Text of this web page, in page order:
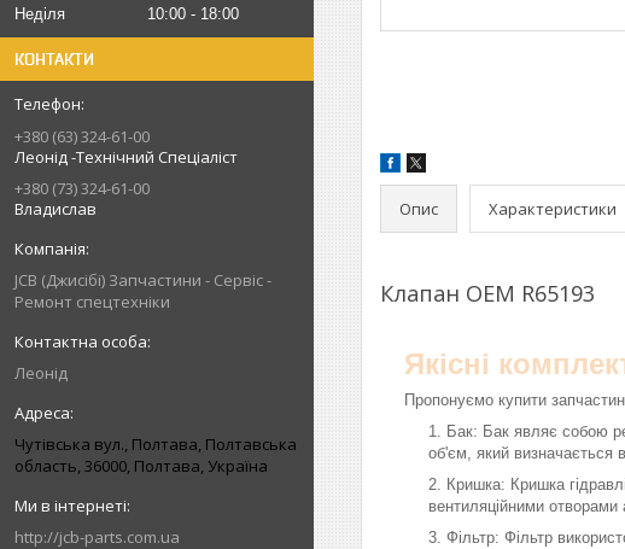
Неділя
10:00 18:00
КОНТАКТИ
+380 (63) 324-61-00
Леонід -Технічний Спеціаліст
+380 (73) 324-61-00
Владислав
JCB (Джисібі) Запчастини - Сервіс -
Ремонт спецтехніки
Леонід
Чутівська вул., Полтава, Полтавська
область, 36000, Полтава, Україна
http://jcb-parts.com.ua
Опис Характеристики
Клапан OEM R65193
Якісні
Пропонуємо купити
Бак: Бак являє собою
об'єм, який визначається
Кришка: Кришка
вентиляційними
Фільтр: Фільтр